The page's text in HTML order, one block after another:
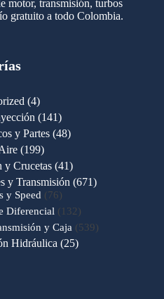
motor, transmisión, turbos
gratuito a todo Colombia.
44
productos
141141
productos
y Partes 4848
199199
productos
y Crucetas 4141
productos
y Transmisión 671671
y Speed 7676
productos
Diferencial 132 132
productos
y Caja 539539
Hidráulica 2525